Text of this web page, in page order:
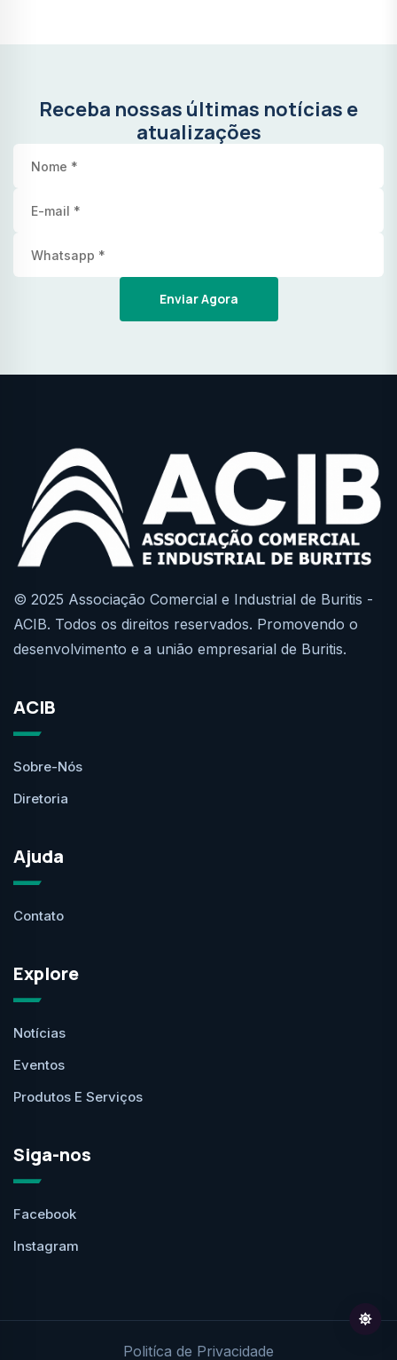
Receba nossas últimas notícias e
atualizações
Enviar Agora
© 2025 Associação Comercial e Industrial de Buritis -
ACIB. Todos os direitos reservados. Promovendo o
desenvolvimento e a união empresarial de Buritis.
ACIB
Sobre-Nós
Diretoria
Ajuda
Contato
Explore
Notícias
Eventos
Produtos E Serviços
Siga-nos
Facebook
Instagram
Politíca de Privacidade